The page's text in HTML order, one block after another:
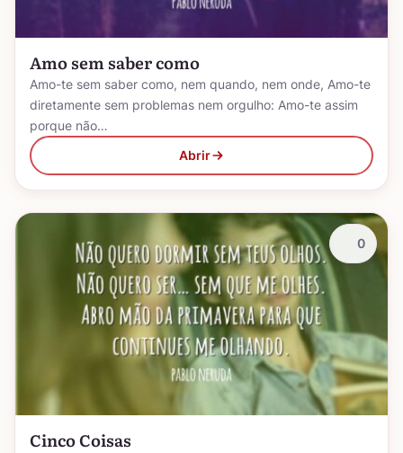
Amo sem saber como
Amo-te sem saber como, nem quando, nem onde, Amo-te
diretamente sem problemas nem orgulho: Amo-te assim
porque não…
Abrir
Cinco Coisas
0